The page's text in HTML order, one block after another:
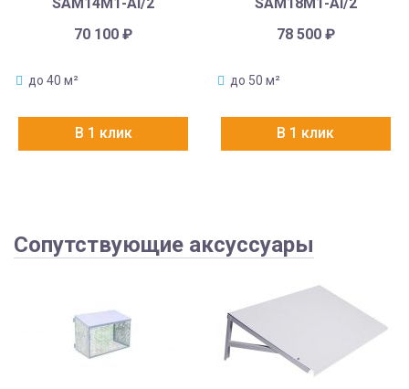
70 100₽
до 40 м²
В 1 клик
78 500 ₽
до 50 м²
В 1 клик
Сопутствующие аксуссуары